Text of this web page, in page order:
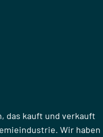
das kauft und verkauft
Wir haben